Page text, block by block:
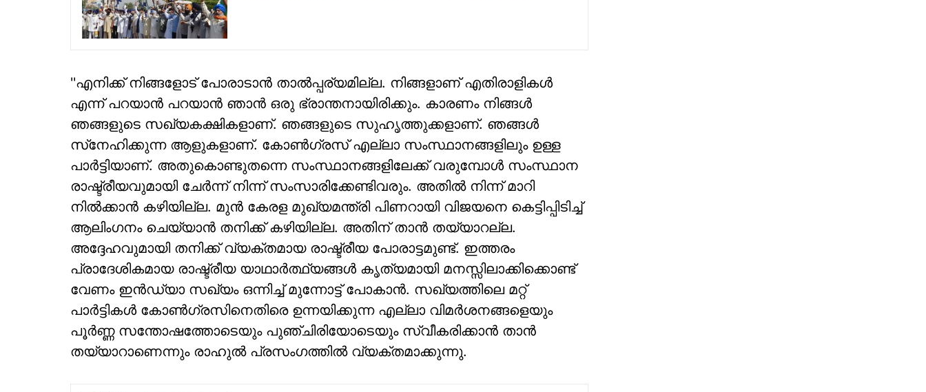
''എനിക്ക് നിങ്ങളോട് പോരാടാന്‍ താല്‍പ്പര്യമില്ല. നിങ്ങളാണ് എതിരാളികള്‍
എന്ന് പറയാന്‍ പറയാന്‍ ഞാന്‍ ഒരു ഭ്രാന്തനായിരിക്കും. കാരണം നിങ്ങള്‍
ഞങ്ങളുടെ സഖ്യകക്ഷികളാണ്. ഞങ്ങളുടെ സുഹൃത്തുക്കളാണ്. ഞങ്ങള്‍
സ്‌നേഹിക്കുന്ന ആളുകളാണ്. കോണ്‍ഗ്രസ് എല്ലാ സംസ്ഥാനങ്ങളിലും ഉള്ള
പാര്‍ട്ടിയാണ്. അതുകൊണ്ടുതന്നെ സംസ്ഥാനങ്ങളിലേക്ക് വരുമ്പോള്‍ സംസ്ഥാന
രാഷ്ട്രീയവുമായി ചേര്‍ന്ന് നിന്ന് സംസാരിക്കേണ്ടിവരും. അതില്‍ നിന്ന് മാറി
നില്‍ക്കാന്‍ കഴിയില്ല. മുന്‍ കേരള മുഖ്യമന്ത്രി പിണറായി വിജയനെ കെട്ടിപ്പിടിച്ച്
ആലിംഗനം ചെയ്യാന്‍ തനിക്ക് കഴിയില്ല. അതിന് താന്‍ തയ്യാറല്ല.
അദ്ദേഹവുമായി തനിക്ക് വ്യക്തമായ രാഷ്ട്രീയ പോരാട്ടമുണ്ട്. ഇത്തരം
പ്രാദേശികമായ രാഷ്ട്രീയ യാഥാര്‍ത്ഥ്യങ്ങള്‍ കൃത്യമായി മനസ്സിലാക്കിക്കൊണ്ട്
വേണം ഇന്‍ഡ്യാ സഖ്യം ഒന്നിച്ച് മുന്നോട്ട് പോകാന്‍. സഖ്യത്തിലെ മറ്റ്
പാര്‍ട്ടികള്‍ കോണ്‍ഗ്രസിനെതിരെ ഉന്നയിക്കുന്ന എല്ലാ വിമര്‍ശനങ്ങളെയും
പൂര്‍ണ്ണ സന്തോഷത്തോടെയും പുഞ്ചിരിയോടെയും സ്വീകരിക്കാന്‍ താന്‍
തയ്യാറാണെന്നും രാഹുല്‍ പ്രസംഗത്തില്‍ വ്യക്തമാക്കുന്നു.